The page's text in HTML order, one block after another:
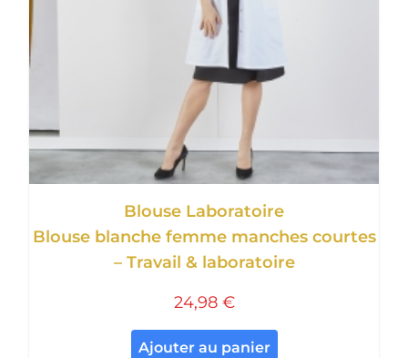
Blouse Laboratoire
Blouse blanche femme manches courtes
– Travail & laboratoire
24,98 €
Ajouter au panier